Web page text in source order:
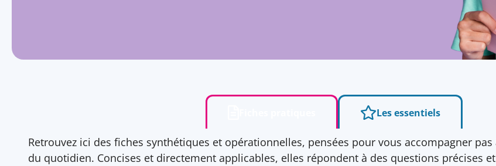
Les essentiels
Retrouvez ici des fiches synthétiques et opérationnelles, pensées pour vous accompagner
du quotidien. Concises et directement applicables, elles répondent à des questions précises